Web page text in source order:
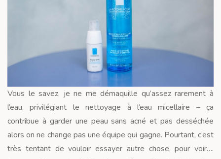
Vous le savez, je ne me démaquille qu’assez rarement à
l’eau, privilégiant le nettoyage à l’eau micellaire – ça
contribue à garder une peau sans acné et pas desséchée
alors on ne change pas une équipe qui gagne. Pourtant, c’est
très tentant de vouloir essayer autre chose, pour voir….